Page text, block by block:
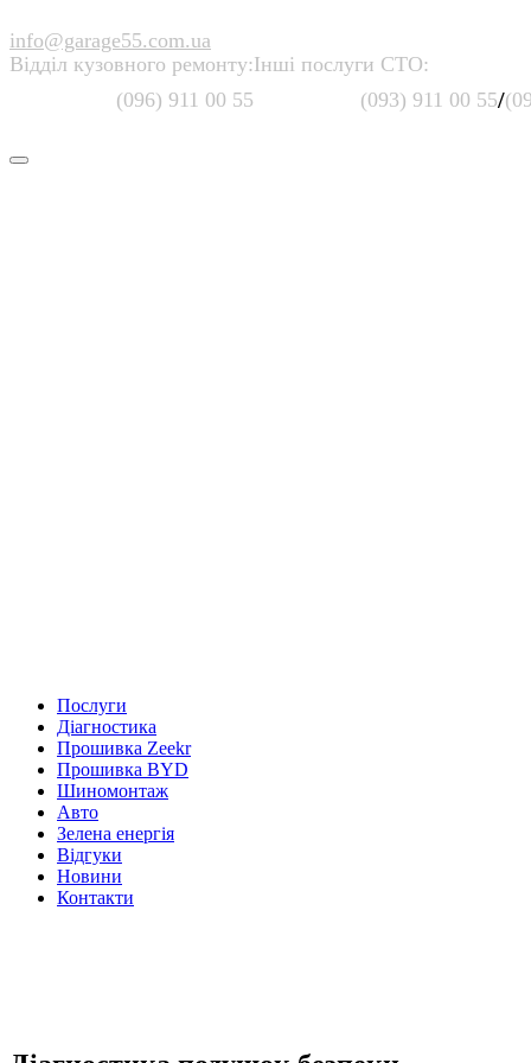
info@garage55.com.ua
Відділ кузовного ремонту:
(096) 911 00 55
Інші послуги СТО:
(093) 911 00 55/
Послуги
Діагностика
Прошивка Zeekr
Прошивка BYD
Шиномонтаж
Авто
Зелена енергія
Відгуки
Новини
Контакти